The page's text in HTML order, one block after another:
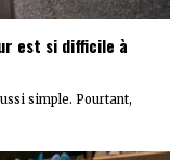
est si difficile à
simple. Pourtant,